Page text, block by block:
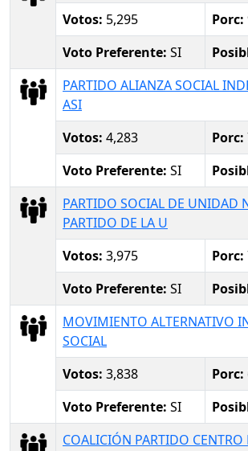
Votos: 5,295 Porc:
Voto Preferente: SI
PARTIDO ALIANZA SOCIAL
ASI
Votos: 4,283 Porc:
Voto Preferente: SI
PARTIDO SOCIAL DE UNIDAD
PARTIDO DE LA U
Votos: 3,975 Porc:
Voto Preferente: SI
MOVIMIENTO ALTERNATIVO
SOCIAL
Votos: 3,838 Porc:
Voto Preferente: SI
COALICIÓN PARTIDO